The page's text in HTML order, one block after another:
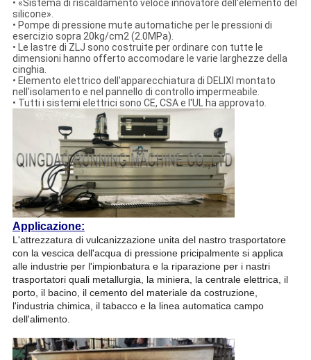
• «Sistema di riscaldamento veloce innovatore dell'elemento del
silicone».
• Pompe di pressione mute automatiche per le pressioni di
esercizio sopra 20kg/cm2 (2.0MPa).
• Le lastre di ZLJ sono costruite per ordinare con tutte le
dimensioni hanno offerto accomodare le varie larghezze della
cinghia.
• Elemento elettrico dell'apparecchiatura di DELIXI montato
nell'isolamento e nel pannello di controllo impermeabile.
• Tutti i sistemi elettrici sono CE, CSA e l'UL ha approvato.
Applicazione:
L'attrezzatura di vulcanizzazione unita del nastro trasportatore
con la vescica dell'acqua di pressione pricipalmente si applica
alle industrie per l'impionbatura e la riparazione per i nastri
trasportatori quali metallurgia, la miniera, la centrale elettrica, il
porto, il bacino, il cemento del materiale da costruzione,
l'industria chimica, il tabacco e la linea automatica campo
dell'alimento.